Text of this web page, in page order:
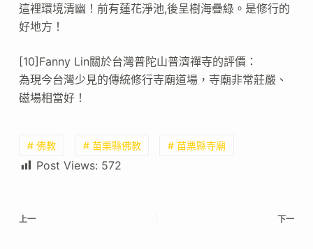
這裡環境清幽！前有蓮花淨池,後呈樹海疊綠。是修行的
好地方！
[10]Fanny Lin關於台灣普陀山普濟禪寺的評價：
為現今台灣少見的傳統修行寺廟道場，寺廟非常莊嚴、
磁場相當好！
# 佛教 # 苗栗縣佛教 # 苗栗縣寺廟
Post Views: 572
上一 下一